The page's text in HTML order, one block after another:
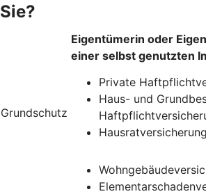
Sie?
Eigentümerin oder
einer selbst genutzten
Grundschutz
Private
Haus- und
Hausratversicherung